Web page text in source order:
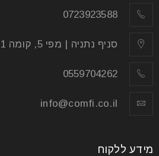
0723923588
סניף נתניה | מפי 5, קומה 1, מתחם "Soho"
0559704262
info@comfi.co.il
מידע ללקוח